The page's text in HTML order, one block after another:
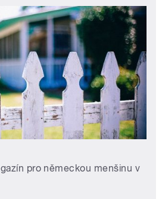
pro německou menšinu v